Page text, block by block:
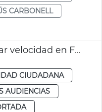
CARBONELL
Instalación nuevo radar velocidad en Forn d'Alcedo
CIUDADANA
AUDIENCIAS